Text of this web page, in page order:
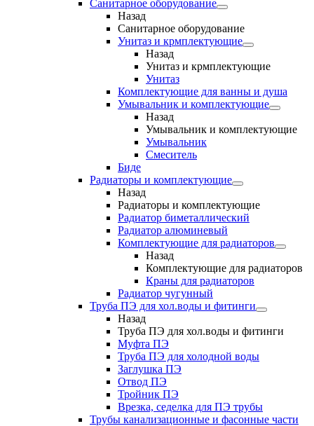
Санитарное оборудование
Назад
Санитарное оборудование
Унитаз и крмплектующие
Назад
Унитаз и крмплектующие
Унитаз
Комплектующие для ванны и душа
Умывальник и комплектующие
Назад
Умывальник и комплектующие
Умывальник
Смеситель
Биде
Радиаторы и комплектующие
Назад
Радиаторы и комплектующие
Радиатор биметаллический
Радиатор алюминевый
Комплектующие для радиаторов
Назад
Комплектующие для радиаторов
Краны для радиаторов
Радиатор чугунный
Труба ПЭ для хол.воды и фитинги
Назад
Труба ПЭ для хол.воды и фитинги
Муфта ПЭ
Труба ПЭ для холодной воды
Заглушка ПЭ
Отвод ПЭ
Тройник ПЭ
Врезка, седелка для ПЭ трубы
Трубы канализационные и фасонные части